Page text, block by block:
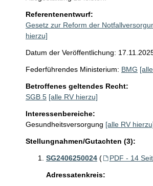
Referentenentwurf:
Gesetz zur Reform der
hierzu]
Datum der Veröffentlichung:
Federführendes Ministerium: BMG
Betroffenes geltendes Recht:
SGB 5 [alle RV hierzu]
Interessenbereiche:
Gesundheitsversorgung [alle RV
Stellungnahmen/Gutachten (3):
SG2406250024 ( PDF - 14
Adressatenkreis: